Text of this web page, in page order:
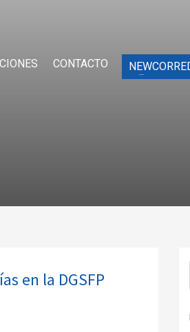
CONTACTO
en la DGSFP